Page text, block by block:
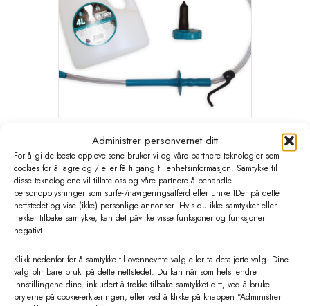
Administrer personvernet ditt
For å gi de beste opplevelsene bruker vi og våre partnere teknologier som
cookies for å lagre og / eller få tilgang til enhetsinformasjon. Samtykke til
disse teknologiene vil tillate oss og våre partnere å behandle
personopplysninger som surfe-/navigeringsatferd eller unike IDer på dette
nettstedet og vise (ikke) personlige annonser. Hvis du ikke samtykker eller
trekker tilbake samtykke, kan det påvirke visse funksjoner og funksjoner
negativt.
Klikk nedenfor for å samtykke til ovennevnte valg eller ta detaljerte valg. Dine
valg blir bare brukt på dette nettstedet. Du kan når som helst endre
innstillingene dine, inkludert å trekke tilbake samtykket ditt, ved å bruke
bryterne på cookie-erklæringen, eller ved å klikke på knappen "Administrer
Trusti Tuber 2 i 1. starts pakke
kr579,00 eks. MVA
Les mer